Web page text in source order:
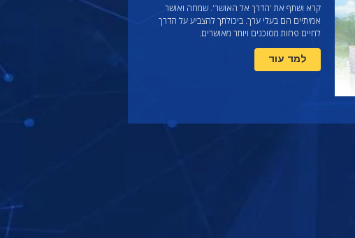
קרא ושתף את'הדרך אל האושר'. שמחה ואושר
אמיתיים הם בעלי ערך. ביכולתך להצביע על הדרך
לחיים פחות מסוכנים ויותר מאושרים.
למד עוד